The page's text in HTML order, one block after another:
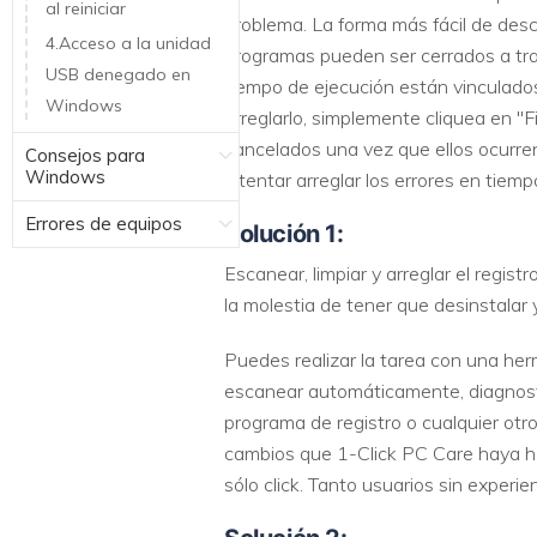
problema. La forma más fácil de
programas pueden ser cerrados a
tiempo de ejecución están
arreglarlo, simplemente cliquea en
cancelados una vez que ellos
intentar arreglar los errores en
Solución 1:
Escanear, limpiar y arreglar el
la molestia de tener que desinstalar
Puedes realizar la tarea con una
escanear automáticamente,
programa de registro o cualquier
cambios que 1-Click PC Care haya
sólo click. Tanto usuarios sin
al reiniciar
4.Acceso a la unidad
USB denegado en
Windows
Consejos para
Windows
Errores de equipos